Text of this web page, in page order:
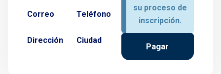
Correo Teléfono
Dirección Ciudad
su proceso de
inscripción.
Pagar